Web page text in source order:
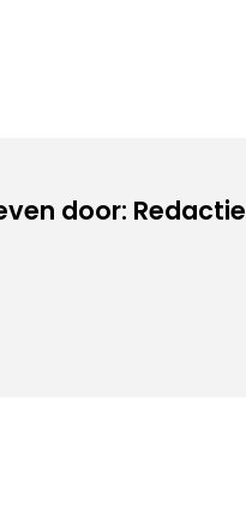
door: Redactie